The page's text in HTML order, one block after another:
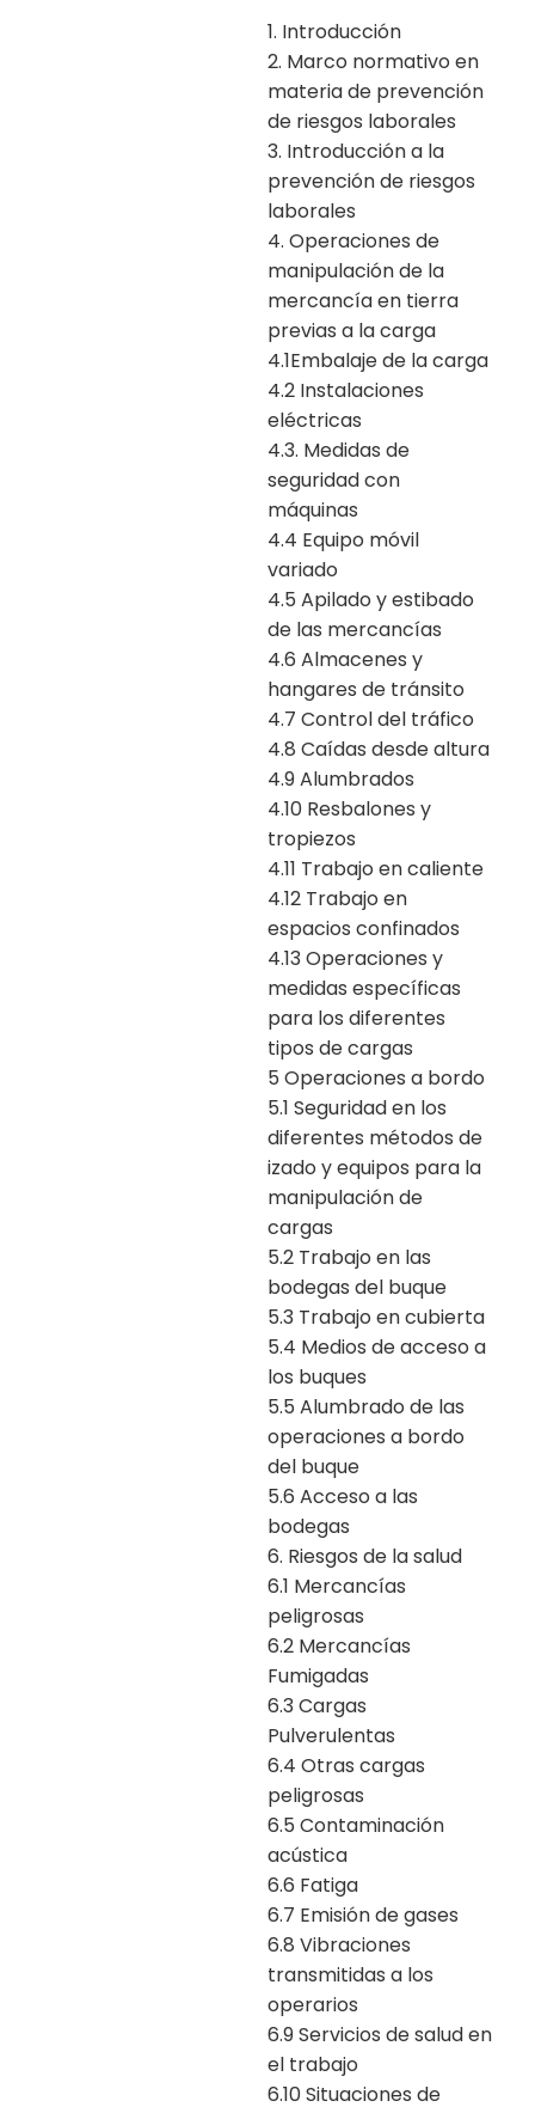
1. Introducción
2. Marco normativo en
materia de prevención
de riesgos laborales
3. Introducción a la
prevención de riesgos
laborales
4. Operaciones de
manipulación de la
mercancía en tierra
previas a la carga
4.1Embalaje de la carga
4.2 Instalaciones
eléctricas
4.3. Medidas de
seguridad con
máquinas
4.4 Equipo móvil
variado
4.5 Apilado y estibado
de las mercancías
4.6 Almacenes y
hangares de tránsito
4.7 Control del tráfico
4.8 Caídas desde altura
4.9 Alumbrados
4.10 Resbalones y
tropiezos
4.11 Trabajo en caliente
4.12 Trabajo en
espacios confinados
4.13 Operaciones y
medidas específicas
para los diferentes
tipos de cargas
5 Operaciones a bordo
5.1 Seguridad en los
diferentes métodos de
izado y equipos para la
manipulación de
cargas
5.2 Trabajo en las
bodegas del buque
5.3 Trabajo en cubierta
5.4 Medios de acceso a
los buques
5.5 Alumbrado de las
operaciones a bordo
del buque
5.6 Acceso a las
bodegas
6. Riesgos de la salud
6.1 Mercancías
peligrosas
6.2 Mercancías
Fumigadas
6.3 Cargas
Pulverulentas
6.4 Otras cargas
peligrosas
6.5 Contaminación
acústica
6.6 Fatiga
6.7 Emisión de gases
6.8 Vibraciones
transmitidas a los
operarios
6.9 Servicios de salud en
el trabajo
6.10 Situaciones de